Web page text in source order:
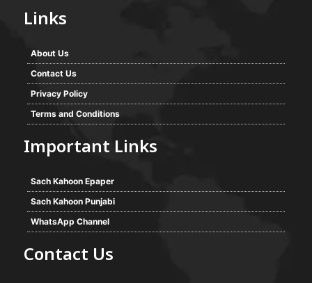
Links
About Us
Contact Us
Privacy Policy
Terms and Conditions
Important Links
Sach Kahoon Epaper
Sach Kahoon Punjabi
WhatsApp Channel
Contact Us